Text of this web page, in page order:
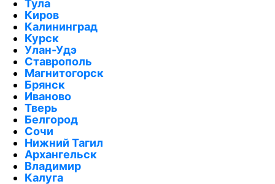
Тула
Киров
Калининград
Курск
Улан-Удэ
Ставрополь
Магнитогорск
Брянск
Иваново
Тверь
Белгород
Сочи
Нижний Тагил
Архангельск
Владимир
Калуга